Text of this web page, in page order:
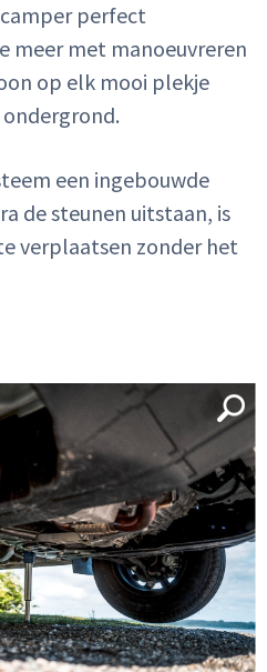
perfect
meer met manoeuvreren
op elk mooi plekje
een ingebouwde
de steunen uitstaan, is
verplaatsen zonder het